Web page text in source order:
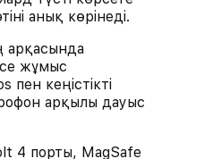
анық көрінеді.
жұмыс
кеңістікті
арқылы дауыс
4 порты, MagSafe